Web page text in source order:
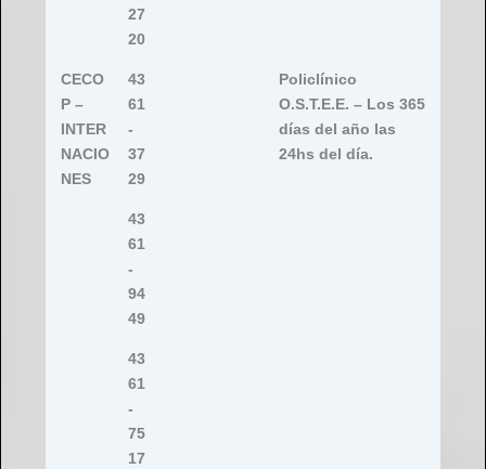
27
20
CECO
P –
INTER
NACIO
NES
43
61
-
37
29
Policlínico
O.S.T.E.E. – Los 365
días del año las
24hs del día.
43
61
-
94
49
43
61
-
75
17